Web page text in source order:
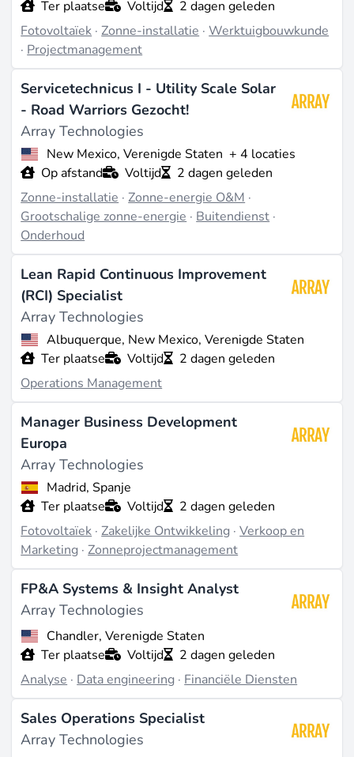
Locaties & Geografie
Wereldwijde aanwezigheid
Verenigde Staten, Mexico, Spanje, Australië, en
andere landen
Bedrijfscultuur
Missie & Waarden
Hun missie is om de wereld te voorzien van duurzame
energieoplossingen door middel van innovatieve
technologieën.
Werkomgeving
Een collaboratieve en inclusieve omgeving die
innovatie en creativiteit bevordert.
Ontwikkeling van medewerkers
Array Technologies biedt verschillende opleidings- en
ontwikkelingsprogramma's voor hun medewerkers.
Activiteiten & Projecten
Huidige projecten
Recentelijk hebben ze een groot project afgerond voor
de installatie van zonne-energiesystemen in de
Verenigde Staten.
Innovaties
Ze hebben nieuwe technologieën ontwikkeld voor de
optimalisatie van zonne-energieoplossingen.
Duurzaamheidspraktijken
Array Technologies is toegewijd aan het verminderen
van hun ecologische voetafdruk door duurzame
productiemethoden.
Carrièremogelijkheden
Vacatures
Typische vacatures zijn onder andere ingenieurs,
projectmanagers en verkoopprofessionals.
Ze bieden concurrerende salarissen,
gezondheidsvoordelen en mogelijkheden voor
Ter plaatse
Voltijd
2 dagen geleden
Fotovoltaïek ·Zonne-installatie ·Werktuigbouwkunde
· Projectmanagement
Servicetechnicus I - Utility Scale Solar
- Road Warriors Gezocht!
Array Technologies
New Mexico, Verenigde Staten + 4 locaties
Op afstand
Voltijd
2 dagen geleden
Zonne-installatie ·Zonne-energie O&M ·
Grootschalige zonne-energie · Buitendienst ·
Onderhoud
Lean Rapid Continuous Improvement
(RCI) Specialist
Array Technologies
Albuquerque, New Mexico, Verenigde Staten
Ter plaatse
Voltijd
2 dagen geleden
Operations Management
Manager Business Development
Europa
Array Technologies
Madrid, Spanje
Ter plaatse
Voltijd
2 dagen geleden
Fotovoltaïek ·Zakelijke Ontwikkeling ·Verkoop en
Marketing ·Zonneprojectmanagement
FP&A Systems & Insight Analyst
Array Technologies
Chandler, Verenigde Staten
Ter plaatse
Voltijd
2 dagen geleden
Analyse · Data engineering · Financiële Diensten
Sales Operations Specialist
Array Technologies